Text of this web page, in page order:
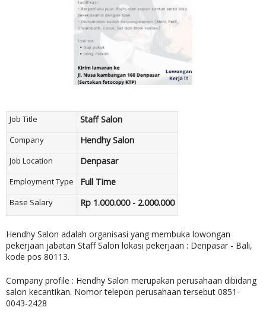
Job Title Staff Salon
Company Hendhy Salon
Job Location Denpasar
Employment Type Full Time
Base Salary Rp 1.000.000 - 2.000.000
Hendhy Salon adalah organisasi yang membuka lowongan
pekerjaan jabatan Staff Salon lokasi pekerjaan : Denpasar - Bali,
kode pos 80113.
Company profile : Hendhy Salon merupakan perusahaan dibidang
salon kecantikan. Nomor telepon perusahaan tersebut 0851-
0043-2428